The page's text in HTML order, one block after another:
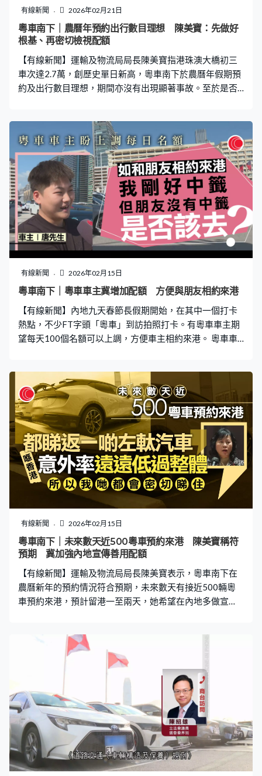
譬如電子倒後鏡。是一個很好的契機去檢視，正就這方面
搜集各地不同標準，也包括在内地，我們會在這方面做一
個統整的檢視，希望今年內稍後時間將檢視結果與立法會
今接單量有220萬，預計本月底5支的
有線新聞 2026年02月21日
粵車南下｜農曆年預約出行數目理想 陳美寶：先做好
根基、再密切檢視配額
【有線新聞】運輸及物流局局長陳美寶指港珠澳大橋初三
車次達2.7萬，創歷史單日新高，粵車南下於農曆年假期預
約及出行數目理想，期間亦沒有出現顯著事故。至於是否
地是很小心、密切溝通，大家共同願望是用好大橋，做好
互惠、雙向奔赴政策，希望民情方面，無論是香港或廣東
內地達到正面評價，未來目標朝向將適合城市增加數目，
以致廣東省內做更多推廣。隨著這一方面如配額，我們會
密切檢視，希望先做好根基，向前推進時才能更暢順。」
有線新聞 2026年02月15日
粵車南下｜粵車車主冀增加配額 方便與朋友相約來港
【有線新聞】內地九天春節長假期開始，在其中一個打卡
熱點，不少FT字頭「粵車」到訪拍照打卡。有粵車車主期
望每天100個名額可以上調，方便車主相約來港。 粵車車
但朋友沒有中籤，那我是否應該去？都會存在一點問題。
我們只可以出行三天，包括來港當天，住一晚明天回去剛
剛好。（為何不逗留三天？）三天太累了。」
有線新聞 2026年02月15日
粵車南下｜未來數天近500粵車預約來港 陳美寶稱符
預期 冀加強內地宣傳善用配額
【有線新聞】運輸及物流局局長陳美寶表示，粵車南下在
農曆新年的預約情況符合預期，未來數天有接近500輛粵
車預約來港，預計留港一至兩天，她希望在內地多做宣
寶說，農曆新年期間預約情況亦符合預期，「內地都是長
假期，我們都留意到預約出行數字，今天（年廿八）數額
已經接近100。未來數天都有接近500的出行數字，而當中
觀察到有一半私家車，他們會留港一至兩天。」 至於是否
可以將計劃擴展至廣東省其他城市，及是否有空間增加目
前每天100個來港名額，陳美寶指要小心謹慎。「這個數
額暫時我們觀察，例如在一些星期六、日或者長假期都運
用得挺好的，平日可能在工作天，數額仍然有空間可以使
用，所以我們在這一方面希望與廣東方面以及在內地多點
去宣傳、運用好配額，我們就可以有個基礎去增加。」 計